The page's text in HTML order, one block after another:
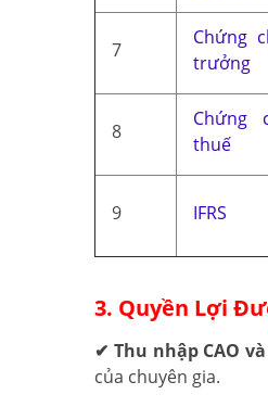
7
Chứng
trưởng
8
Chứng
thuế
9 IFRS
3. Quyền Lợi
✔ Thu nhập CAO
của chuyên gia.